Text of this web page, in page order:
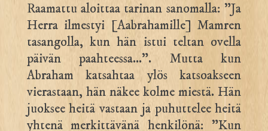
Raamattu aloittaa tarinan sanomalla: ”Ja
Herra ilmestyi [Aabrahamille] Mamren
tasangolla, kun hän istui teltan ovella
päivän paahteessa…”. Mutta kun
Abraham katsahtaa ylös katsoakseen
vierastaan, hän näkee kolme miestä. Hän
juoksee heitä vastaan ja puhuttelee heitä
yhtenä merkittävänä henkilönä: ”Kun